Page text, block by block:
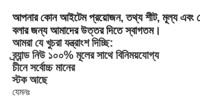
আপনার কোন আইটেম প্রয়োজন, তথ্য শীট, মূল্য এবং
বলার জন্য আমাদের উত্তর দিতে স্বাগতম।
আমরা যে খুচরা যন্ত্রাংশ দিচ্ছি:
ব্র্যান্ড নিউ ১০০% মূলের সাথে বিনিময়যোগ্য
চীনে সর্বোচ্চ মানের
স্টক আছে
যেমনঃ